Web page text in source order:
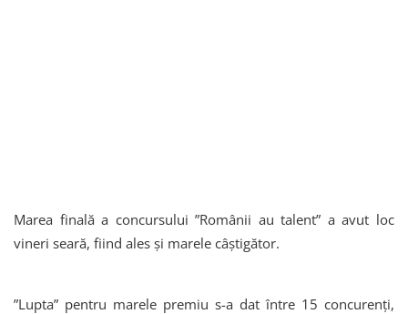
Marea finală a concursului ”Românii au talent” a avut loc
vineri seară, fiind ales și marele câștigător.
”Lupta” pentru marele premiu s-a dat între 15 concurenți,